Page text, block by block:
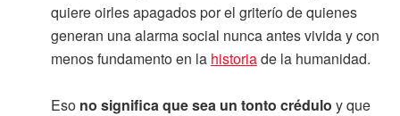
quiere oirles apagados por el griterío de quienes
generan una alarma social nunca antes vivida y con
menos fundamento en la historiade la humanidad.
Eso no significa que sea un tonto crédulo y que